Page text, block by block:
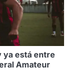
ya está entre
Amateur